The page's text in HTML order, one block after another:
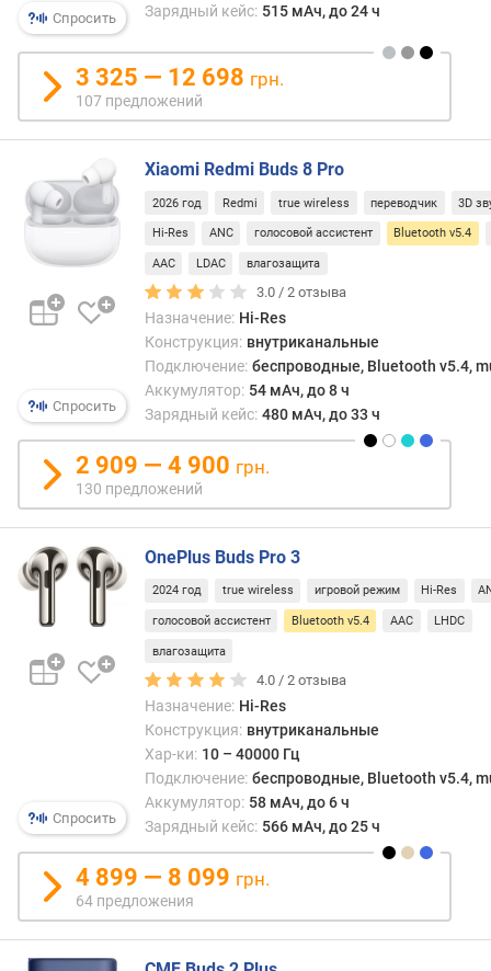
е
н
и
я
п
к
о
л
и
е
с
п
р
е
д
л
о
ж
е
и
а
н
с
(
О
м
Спросить
Зарядный кейс: 515 мАч, до 24 ч
3 325 — 12 698 грн.
107 предложений
Спросить
Xiaomi Redmi Buds 8 Pro
2026 год Redmi true wireless переводчик 3D
Hi-Res ANC голосовой ассистент Bluetooth v5.4
AAC LDAC влагозащита
3.0 /2 отзыва
Назначение: Hi-Res
Конструкция: внутриканальные
Подключение: беспроводные, Bluetooth v5.4,
Аккумулятор: 54 мАч, до 8 ч
Зарядный кейс: 480 мАч, до 33 ч
2 909 — 4 900 грн.
130 предложений
Спросить
OnePlus Buds Pro 3
2024 год true wireless игровой режим Hi-Res
голосовой ассистент Bluetooth v5.4 AAC LHDC
влагозащита
4.0 /2 отзыва
Назначение: Hi-Res
Конструкция: внутриканальные
Хар-ки: 10 – 40000 Гц
Подключение: беспроводные, Bluetooth v5.4,
Аккумулятор: 58 мАч, до 6 ч
Зарядный кейс: 566 мАч, до 25 ч
4 899 — 8 099 грн.
64 предложения